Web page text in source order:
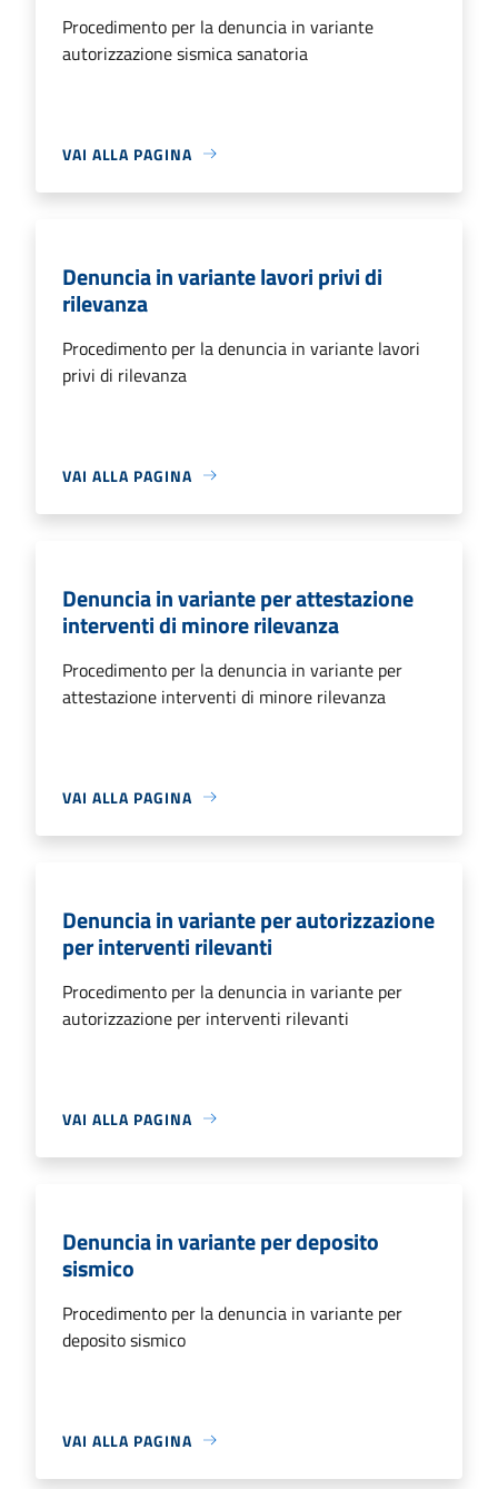
Procedimento per la denuncia in variante
autorizzazione sismica sanatoria
VAI ALLA PAGINA
Denuncia in variante lavori privi di
rilevanza
Procedimento per la denuncia in variante lavori
privi di rilevanza
VAI ALLA PAGINA
Denuncia in variante per attestazione
interventi di minore rilevanza
Procedimento per la denuncia in variante per
attestazione interventi di minore rilevanza
VAI ALLA PAGINA
Denuncia in variante per autorizzazione
per interventi rilevanti
Procedimento per la denuncia in variante per
autorizzazione per interventi rilevanti
VAI ALLA PAGINA
Denuncia in variante per deposito
sismico
Procedimento per la denuncia in variante per
deposito sismico
VAI ALLA PAGINA